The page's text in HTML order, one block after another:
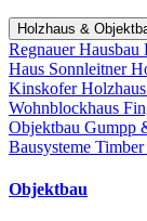
Holzhaus &
Regnauer Hausbau
Haus Sonnleitner
Kinskofer Holzhaus
Wohnblockhaus
Objektbau Gumpp
Bausysteme
Objektbau